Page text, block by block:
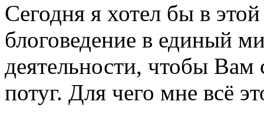
Сегодня я хотел бы в
блоговедение в единый
деятельности, чтобы Вам
потуг. Для чего мне всё